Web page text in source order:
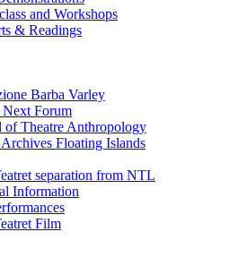
and Workshops
& Readings
Barba Varley
Forum
Theatre Anthropology
Floating Islands
separation from NTL
Film